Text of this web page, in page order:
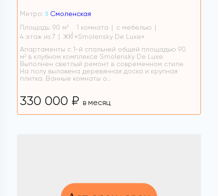
Метро:
Смоленская
Площадь: 90 м 2 1 комната
с мебелью
4 этаж из 7
ЖК «Smolensky De Luxe»
Апартаменты с 1-й спальней общей площадью 90
м² в клубном комплексе Smolensky De Luxe.
Выполнен светлый ремонт в современном стиле.
На полу выложена деревянная доска и крупная
плитка. Ванные комнаты о...
330 000 ₽ в месяц